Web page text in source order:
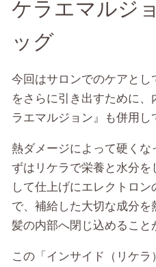
ケラエマルジ
ッグ
今回はサロンでのケアと
をさらに引き出すために
ラエマルジョン』も併用し
熱ダメージによって硬くな
ずはリケラで栄養と水分
して仕上げにエレクトロ
で、補給した大切な成分
髪の内部へ閉じ込めること
この「インサイド（リケ